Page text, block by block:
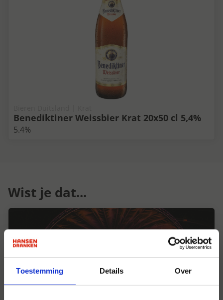
Toestemming Details Over
Benediktiner Weissbier Krat 20x50 cl 5,4%
5.4%
Wist je dat...